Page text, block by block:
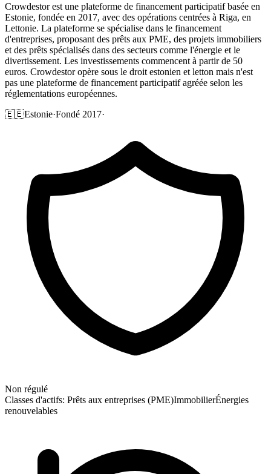
Crowdestor est une plateforme de financement participatif basée en
Estonie, fondée en 2017, avec des opérations centrées à Riga, en
Lettonie. La plateforme se spécialise dans le financement
d'entreprises, proposant des prêts aux PME, des projets immobiliers
et des prêts spécialisés dans des secteurs comme l'énergie et le
divertissement. Les investissements commencent à partir de 50
euros. Crowdestor opère sous le droit estonien et letton mais n'est
pas une plateforme de financement participatif agréée selon les
réglementations européennes.
🇪🇪Estonie·Fondé 2017·
Non régulé
Classes d'actifs: Prêts aux entreprises (PME)ImmobilierÉnergies
renouvelables